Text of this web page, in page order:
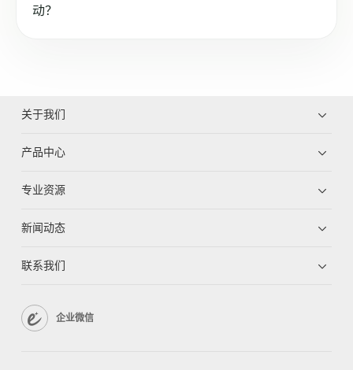
动？
关于我们
产品中心
专业资源
新闻动态
联系我们
企业微信